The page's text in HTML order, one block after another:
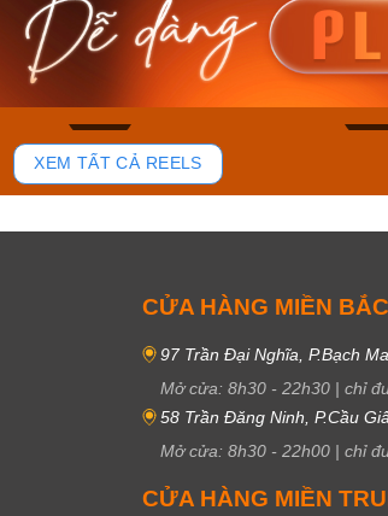
45
RS100L-1AVDF
4.276.000₫
3.634.600₫
230EL-
Mua
XEM TẤT CẢ REELS
CỬA HÀNG MIỀN BẮC
97 Trần Đại Nghĩa, P.Bạch
Mở cửa: 8h30 - 22h30 | chỉ
58 Trần Đăng Ninh, P.Cầu
Mở cửa: 8h30 - 22h00 | chỉ
CỬA HÀNG MIỀN